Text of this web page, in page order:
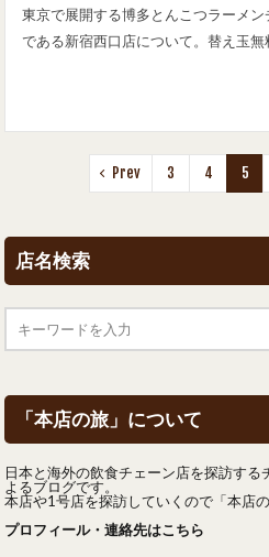
東京で展開する博多とんこつラーメ
である新宿西口店について。替え玉無
Prev 3 4 5
店名検索
「本店の旅」について
日本と海外の飲食チェーン店を探訪する
よるブログです。
本店や1号店を探訪していくので「本店の
プロフィール・連絡先はこちら